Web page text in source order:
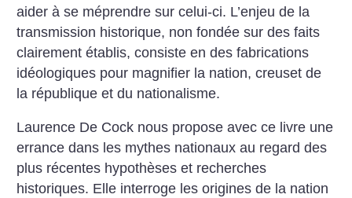
aider à se méprendre sur celui-ci. L’enjeu de la
transmission historique, non fondée sur des faits
clairement établis, consiste en des fabrications
idéologiques pour magnifier la nation, creuset de
la république et du nationalisme.
Laurence De Cock nous propose avec ce livre une
errance dans les mythes nationaux au regard des
plus récentes hypothèses et recherches
historiques. Elle interroge les origines de la nation